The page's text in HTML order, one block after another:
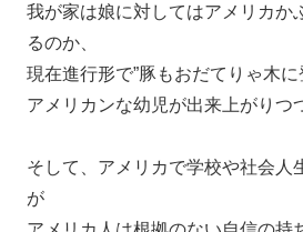
我が家は娘に対してはアメリカか
るのか、
現在進行形で”豚もおだてりゃ木
アメリカンな幼児が出来上がりつ
そして、アメリカで学校や社会人
が